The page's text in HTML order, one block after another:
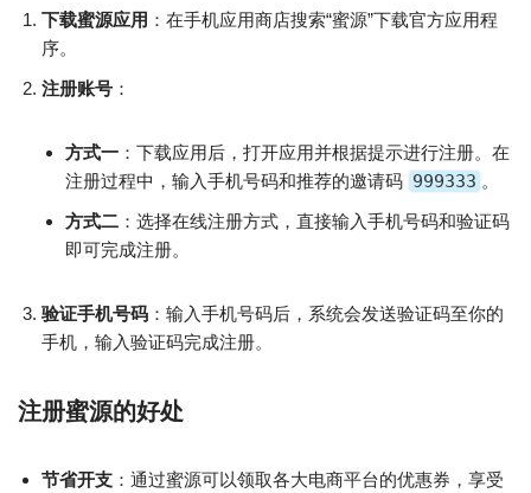
下载蜜源应用 ：在手机应用商店搜索“蜜源”下载官方应用程
序。
注册账号 ：
方式一 ：下载应用后，打开应用并根据提示进行注册。在
注册过程中，输入手机号码和推荐的邀请码 999333 。
方式二 ：选择在线注册方式，直接输入手机号码和验证码
即可完成注册。
验证手机号码 ：输入手机号码后，系统会发送验证码至你的
手机，输入验证码完成注册。
注册蜜源的好处
节省开支 ：通过蜜源可以领取各大电商平台的优惠券，享受